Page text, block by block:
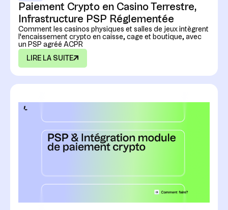
Paiement Crypto en Casino Terrestre,
Infrastructure PSP Réglementée
Comment les casinos physiques et salles de jeux intègrent
l'encaissement crypto en caisse, cage et boutique, avec
un PSP agréé ACPR
LIRE LA SUITE